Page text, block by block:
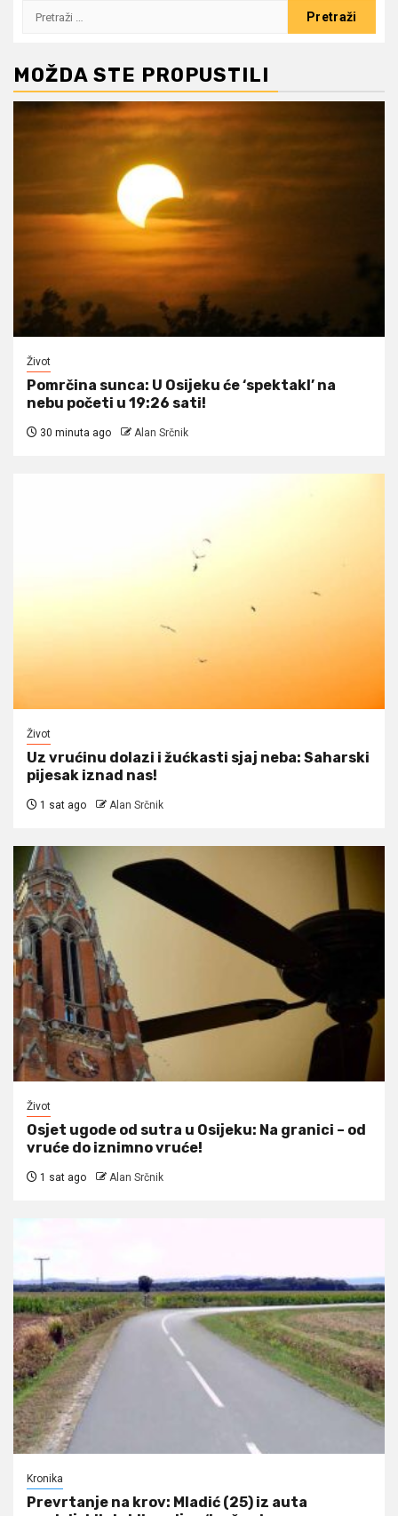
Pretraži:
MOŽDA STE PROPUSTILI
Život
Pomrčina sunca: U Osijeku će ‘spektakl’ na
nebu početi u 19:26 sati!
30 minuta ago Alan Srčnik
Život
Uz vrućinu dolazi i žućkasti sjaj neba: Saharski
pijesak iznad nas!
1 sat ago Alan Srčnik
Život
Osjet ugode od sutra u Osijeku: Na granici – od
vruće do iznimno vruće!
1 sat ago Alan Srčnik
Kronika
Prevrtanje na krov: Mladić (25) iz auta